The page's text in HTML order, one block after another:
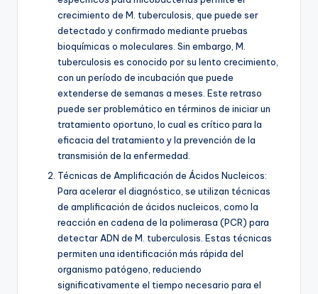
crecimiento de M. tuberculosis, que puede ser
detectado y confirmado mediante pruebas
bioquímicas o moleculares. Sin embargo, M.
tuberculosis es conocido por su lento crecimiento,
con un período de incubación que puede
extenderse de semanas a meses. Este retraso
puede ser problemático en términos de iniciar un
tratamiento oportuno, lo cual es crítico para la
eficacia del tratamiento y la prevención de la
transmisión de la enfermedad.
Técnicas de Amplificación de Ácidos Nucleicos:
Para acelerar el diagnóstico, se utilizan técnicas
de amplificación de ácidos nucleicos, como la
reacción en cadena de la polimerasa (PCR) para
detectar ADN de M. tuberculosis. Estas técnicas
permiten una identificación más rápida del
organismo patógeno, reduciendo
significativamente el tiempo necesario para el